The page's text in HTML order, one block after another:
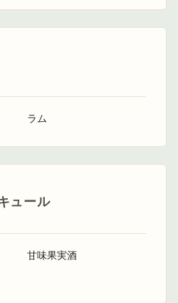
ラム
ュール
甘味果実酒